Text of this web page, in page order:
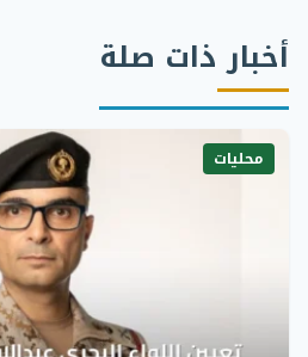
أخبار ذات صلة
محليات